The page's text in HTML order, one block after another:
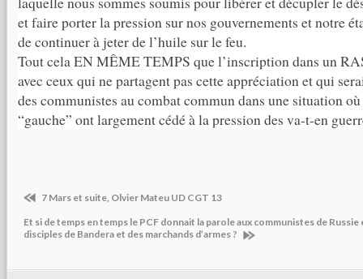
et faire porter la pression sur nos gouvernements et notre
de continuer à jeter de l’huile sur le feu.
Tout cela EN MÊME TEMPS que l’inscription dans un
avec ceux qui ne partagent pas cette appréciation et qui
des communistes au combat commun dans une situation
“gauche” ont largement cédé à la pression des va-t-en
7 Mars et suite, Olvier Mateu UD CGT 13
Et si de temps en temps le PCF donnait la parole aux communistes de Russie
disciples de Bandera et des marchands d’armes ?